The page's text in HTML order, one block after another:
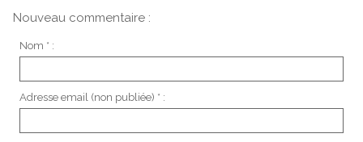
Nouveau commentaire :
Nom * :
Adresse email (non publiée) * :